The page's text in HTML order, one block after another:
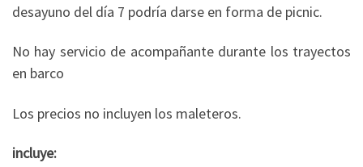
desayuno del día 7 podría darse en forma de picnic.
No hay servicio de acompañante durante los trayectos
en barco
Los precios no incluyen los maleteros.
incluye: